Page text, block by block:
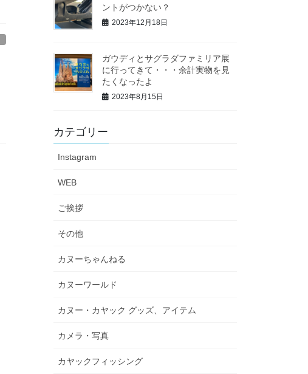
ントがつかない？
2023年12月18日
ガウディとサグラダファミリア展
に行ってきて・・・余計実物を見
たくなったよ
2023年8月15日
カテゴリー
Instagram
WEB
ご挨拶
その他
カヌーちゃんねる
カヌーワールド
カヌー・カヤック グッズ、アイテム
カメラ・写真
カヤックフィッシング